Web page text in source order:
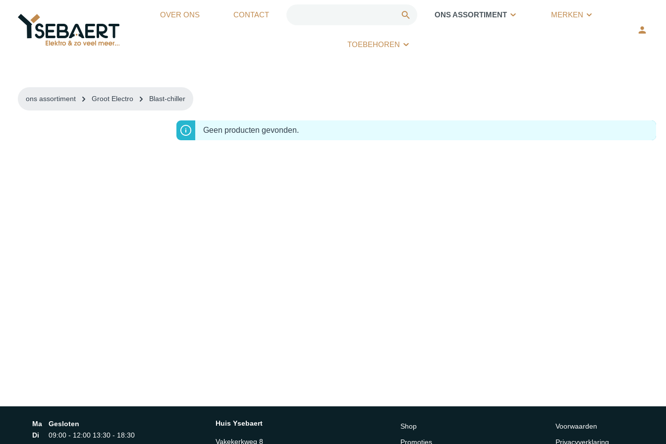
OVER ONS CONTACT ONS ASSORTIMENT MERKEN
TOEBEHOREN
ons assortiment Groot Electro Blast-chiller
Geen producten gevonden.
Ma
Gesloten
Di
09:00 - 12:00 13:30 - 18:30
Huis Ysebaert
Vakekerkweg 8
Shop
Promoties
Voorwaarden
Privacyverklaring